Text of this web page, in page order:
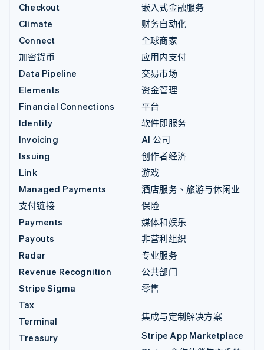
Checkout
Climate
Connect
加密货币
Data Pipeline
Elements
Financial Connections
Identity
Invoicing
Issuing
Link
Managed Payments
支付链接
Payments
Payouts
Radar
Revenue Recognition
Stripe Sigma
Tax
Terminal
Treasury
嵌入式金融服务
财务自动化
全球商家
应用内支付
交易市场
资金管理
平台
软件即服务
AI 公司
创作者经济
游戏
酒店服务、旅游与休闲业
保险
媒体和娱乐
非营利组织
专业服务
公共部门
零售
集成与定制解决方案
Stripe App Marketplace